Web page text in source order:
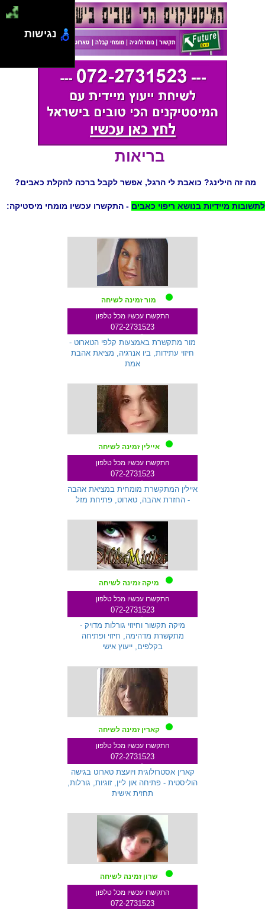
בריאות
מה זה הילינג? כואבת לי הרגל, אפשר לקבל ברכה להקלת כאבים?
לתשובות מיידיות בנושא ריפוי כאבים - התקשרו עכשיו מומחי מיסטיקה:
מור זמינה לשיחה
התקשרו עכשיו מכל טלפון
072-2731523
מור מתקשרת באמצעות קלפי הטארוט -
חיזוי עתידות, ביו אנרגיה, מציאת אהבת
אמת
איילין זמינה לשיחה
התקשרו עכשיו מכל טלפון
072-2731523
איילין המתקשרת מומחית במציאת אהבה
- החזרת אהבה, טארוט, פתיחת מזל
מיקה זמינה לשיחה
התקשרו עכשיו מכל טלפון
072-2731523
מיקה תקשור וחיזוי גורלות מדויק -
מתקשרת מדהימה, חיזוי ופתיחה
בקלפים, ייעוץ אישי
קארין זמינה לשיחה
התקשרו עכשיו מכל טלפון
072-2731523
שלוחה 271
קארין אסטרולוגית ויועצת טארוט בגישה
הוליסטית - פתיחה און ליין, זוגיות, גורלות,
תחזית אישית
שרון זמינה לשיחה
התקשרו עכשיו מכל טלפון
072-2731523
נגישות